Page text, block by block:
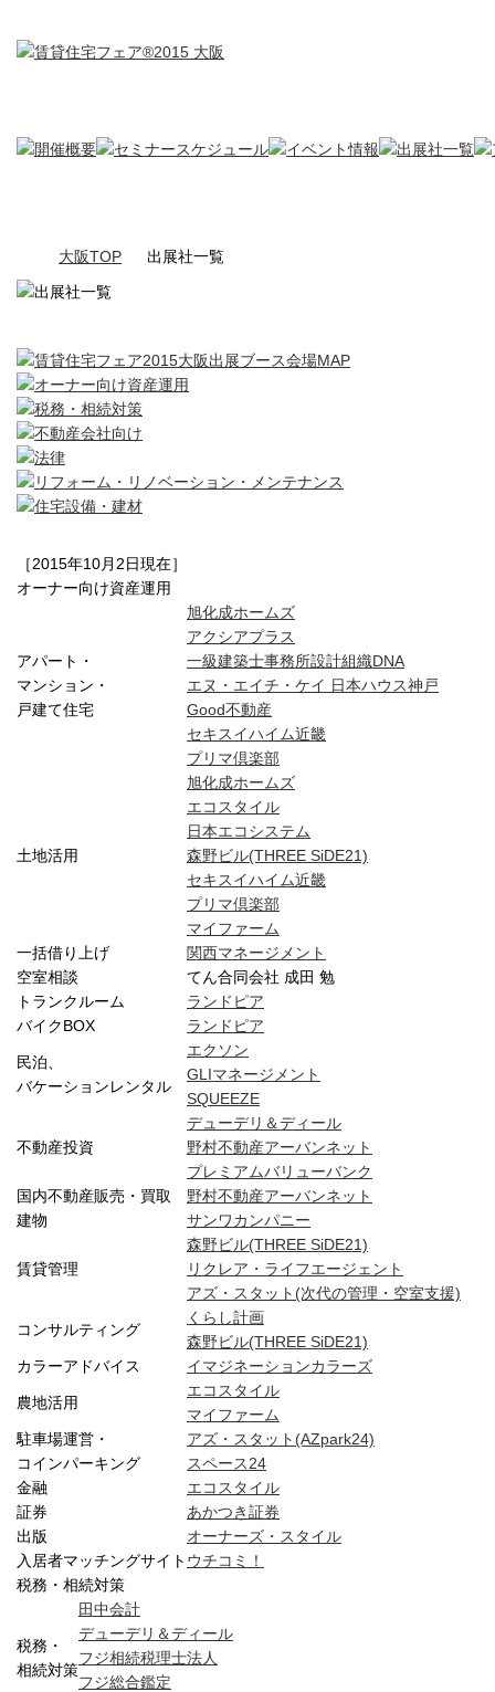
大阪TOP 出展社一覧
［2015年10月2日現在］
オーナー向け資産運用
アパート・
マンション・
戸建て住宅
旭化成ホームズ
アクシアプラス
一級建築士事務所設計組織DNA
エヌ・エイチ・ケイ 日本ハウス神戸
Good不動産
セキスイハイム近畿
プリマ倶楽部
土地活用
旭化成ホームズ
エコスタイル
日本エコシステム
森野ビル(THREE SiDE21)
セキスイハイム近畿
プリマ倶楽部
マイファーム
一括借り上げ
関西マネージメント
空室相談
てん合同会社 成田 勉
トランクルーム
ランドピア
バイクBOX
ランドピア
民泊、
バケーションレンタル
エクソン
GLIマネージメント
SQUEEZE
不動産投資
デューデリ＆ディール
野村不動産アーバンネット
プレミアムバリューバンク
国内不動産販売・買取
野村不動産アーバンネット
建物
サンワカンパニー
賃貸管理
森野ビル(THREE SiDE21)
リクレア・ライフエージェント
アズ・スタット(次代の管理・空室支援)
コンサルティング
くらし計画
森野ビル(THREE SiDE21)
カラーアドバイス
イマジネーションカラーズ
農地活用
エコスタイル
マイファーム
駐車場運営・
コインパーキング
アズ・スタット(AZpark24)
スペース24
金融
エコスタイル
証券
あかつき証券
出版
オーナーズ・スタイル
入居者マッチングサイト ウチコミ！
税務・相続対策
税務・
相続対策
田中会計
デューデリ＆ディール
フジ相続税理士法人
フジ総合鑑定